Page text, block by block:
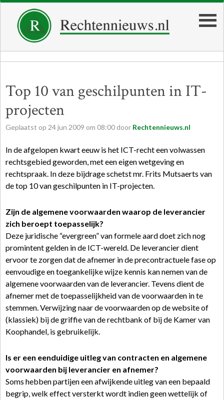
Top 10 van geschilpunten in IT-
projecten
Geplaatst op 24jun 2009 om 08:00 door Rechtennieuws.nl
In de afgelopen kwart eeuw is het ICT-recht een volwassen
rechtsgebied geworden, met een eigen wetgeving en
rechtspraak. In deze bijdrage schetst mr. Frits Mutsaerts van
de top 10 van geschilpunten in IT-projecten.
Zijn de algemene voorwaarden waarop de leverancier
zich beroept toepasselijk?
Deze juridische “evergreen” van formele aard doet zich nog
promintent gelden in de ICT-wereld. De leverancier dient
ervoor te zorgen dat de afnemer in de precontractuele fase op
eenvoudige en toegankelijke wijze kennis kan nemen van de
algemene voorwaarden van de leverancier. Tevens dient de
afnemer met de toepasselijkheid van de voorwaarden in te
stemmen. Verwijzing naar de voorwaarden op de website of
(klassiek) bij de griffie van de rechtbank of bij de Kamer van
Koophandel, is gebruikelijk.
Is er een eenduidige uitleg van contracten en algemene
voorwaarden bij leverancier en afnemer?
Soms hebben partijen een afwijkende uitleg van een bepaald
begrip, welk effect versterkt wordt indien geen wettelijk of